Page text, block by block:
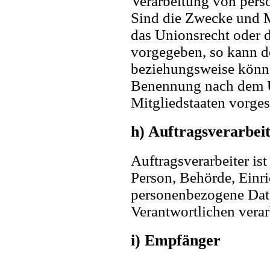
Sind die Zwecke und
das Unionsrecht oder
vorgegeben, so kann
beziehungsweise
Benennung nach dem
Mitgliedstaaten
h)
Auftragsverarbeiter
Person, Behörde,
personenbezogene
Verantwortlichen
i) Empfänger